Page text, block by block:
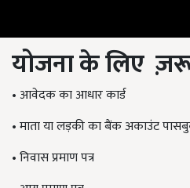
योजना के लिए
• आवेदक का आधार कार्ड
•माता या लड़की का बैंक अकाउंट
•निवास प्रमाण पत्र